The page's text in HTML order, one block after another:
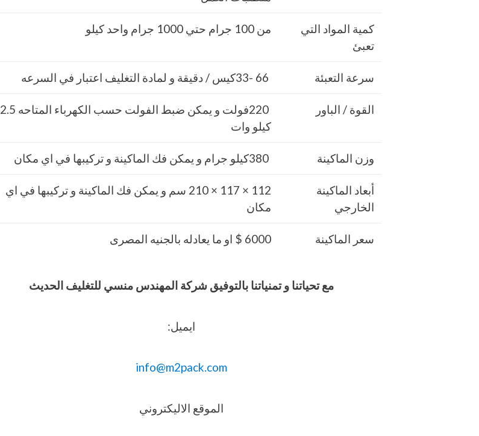
كمية المواد التي
تعبئ
من 100 جرام حتي 1000 جرام واحد كيلو
سرعة التعبئة
القوة / الباور
220فولت و يمكن ضبط الفولت حسب الكهرباء المتاحه 2.5
كيلو وات
وزن الماكينة
أبعاد الماكينة
الخارجي
112 × 117 × 210 سم و يمكن فك الماكينة و تركيبها في اي
مكان
سعر الماكينة 6000 $ او ما يعادله بالجنيه المصرى
مع تحياتنا و تمنياتنا بالتوفيق شركة المهندس منسي للتغليف الحديث
ايميل:
info@m2pack.com
الموقع الاليكتروني